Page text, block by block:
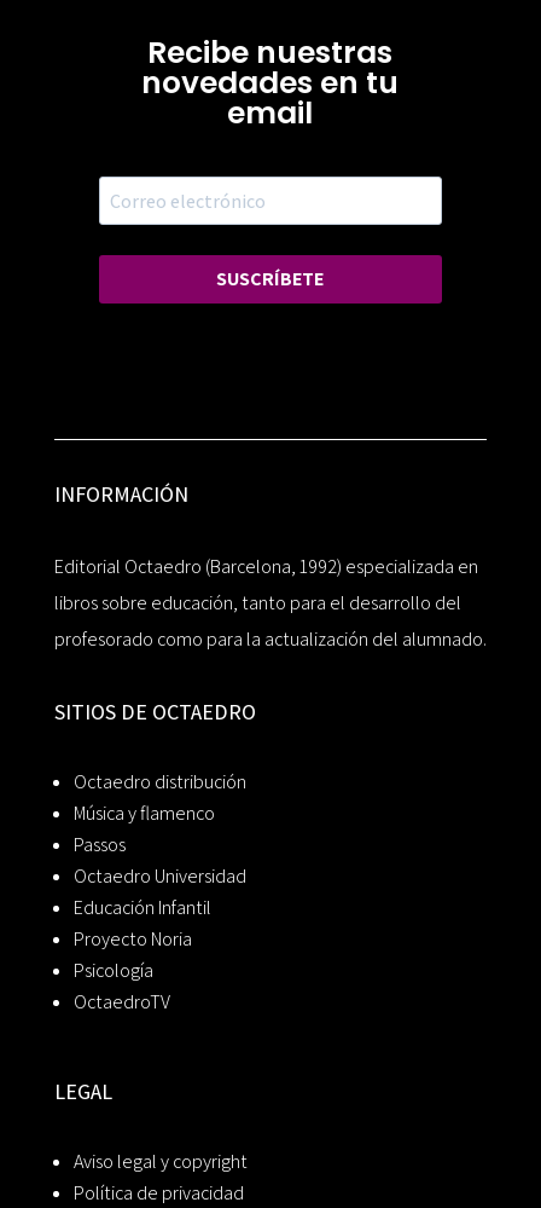
Recibe nuestras
novedades en tu
email
SUSCRÍBETE
INFORMACIÓN
Editorial Octaedro (Barcelona, 1992) especializada en
libros sobre educación, tanto para el desarrollo del
profesorado como para la actualización del alumnado.
SITIOS DE OCTAEDRO
Octaedro distribución
Música y flamenco
Passos
Octaedro Universidad
Educación Infantil
Proyecto Noria
Psicología
OctaedroTV
LEGAL
Aviso legal y copyright
Política de privacidad